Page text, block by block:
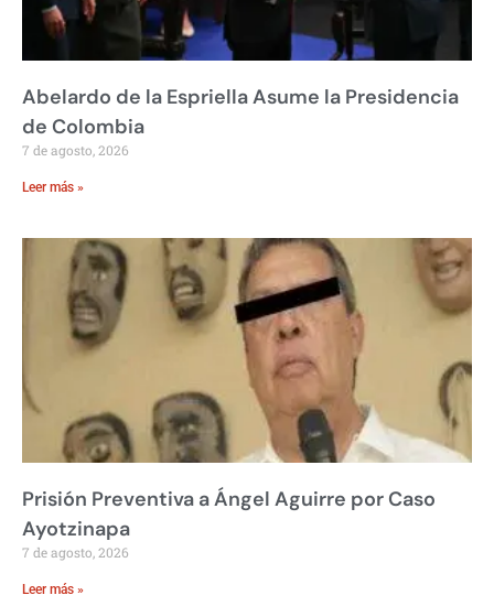
Abelardo de la Espriella Asume la Presidencia
de Colombia
7 de agosto, 2026
Leer más »
Prisión Preventiva a Ángel Aguirre por Caso
Ayotzinapa
7 de agosto, 2026
Leer más »